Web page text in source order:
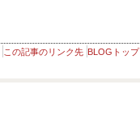
この記事のリンク先 BLOGトップ